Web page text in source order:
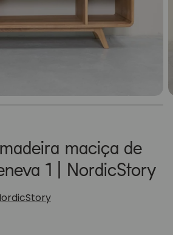
maciça de
1 | NordicStory